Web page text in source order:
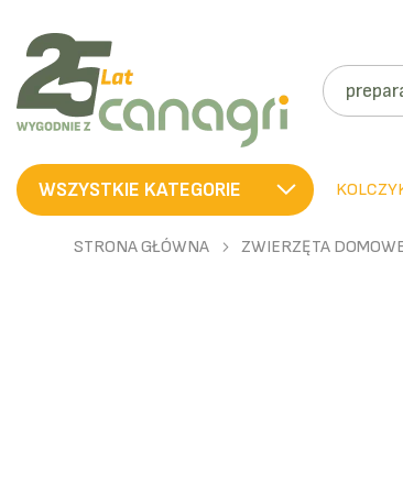
SZUKAJ
WSZYSTKIE KATEGORIE
STRONA GŁÓWNA ZWIERZĘTA